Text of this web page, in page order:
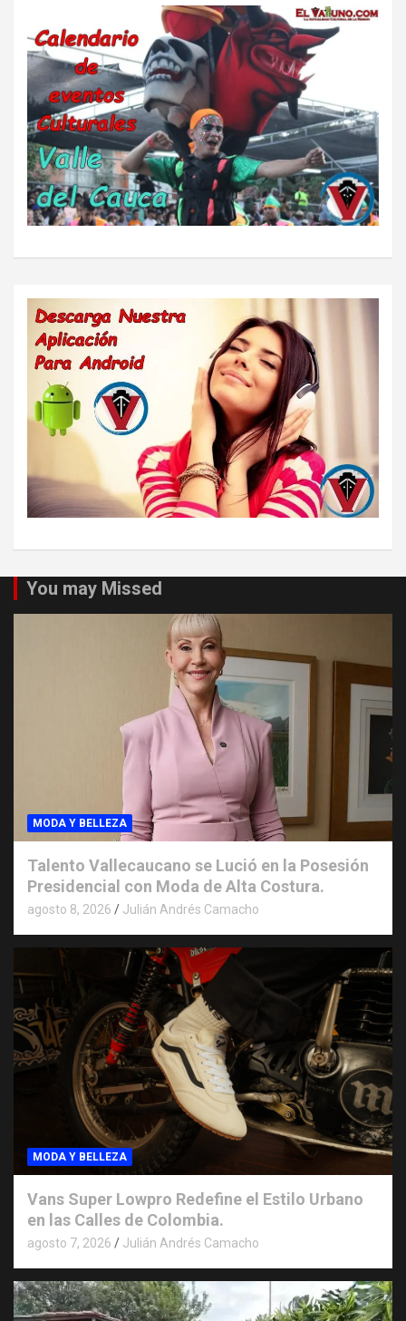
You may Missed
MODA Y BELLEZA
Talento Vallecaucano se Lució en la Posesión
Presidencial con Moda de Alta Costura.
agosto 8, 2026 Julián Andrés Camacho
MODA Y BELLEZA
Vans Super Lowpro Redefine el Estilo Urbano
en las Calles de Colombia.
agosto 7, 2026 Julián Andrés Camacho